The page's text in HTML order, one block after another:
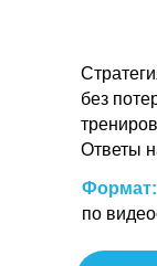
без
Ответы
Формат:
по